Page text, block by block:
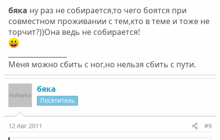
бяка ну раз не собирается,то чего боятся при
совместном проживании с тем,кто в теме и тоже не
торчит?))Она ведь не собирается!
Меня можно сбить с ног,но нельзя сбить с пути.
бяка
Посетитель
12 Авг 2011 #9